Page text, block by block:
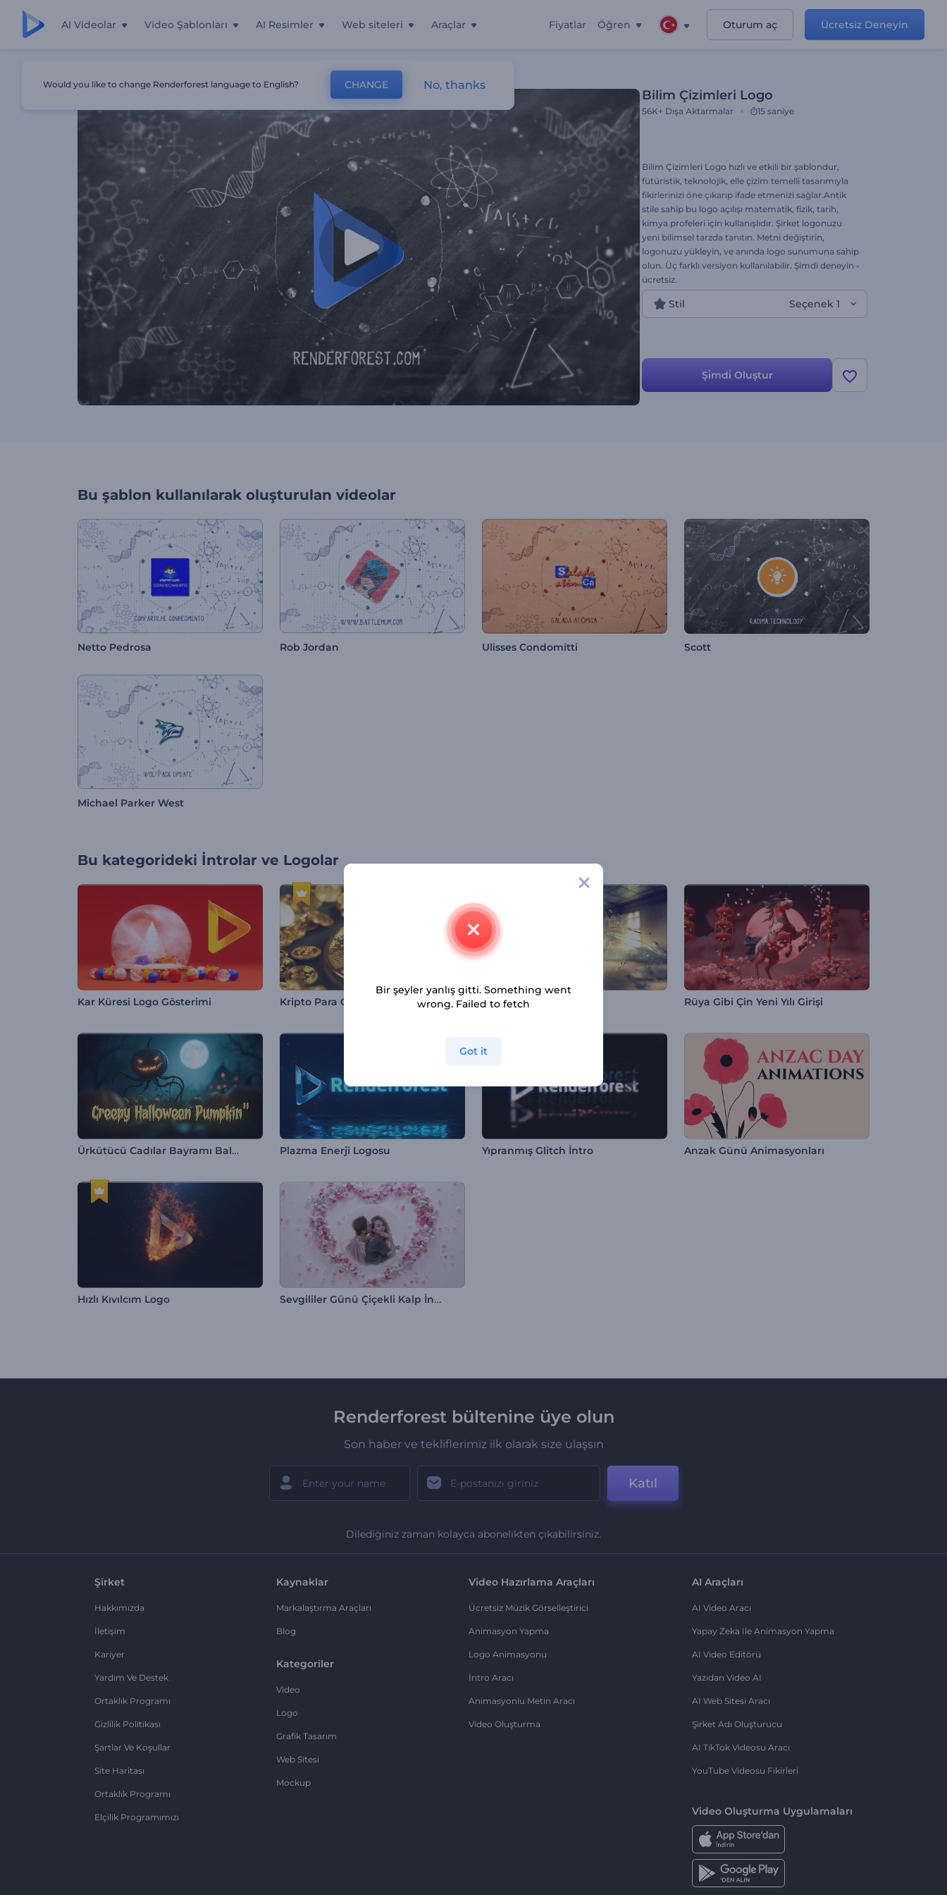
AI Videolar Video Şablonları AI Resimler Web siteleri Araçlar Fiyatlar Öğren Oturum aç Ücretsiz Deneyin
Bilim Çizimleri Logo
56K+ Dışa Aktarmalar 15 saniye
Bilim Çizimleri Logo hızlı ve etkili bir şablondur,
fütüristik, teknolojik, elle çizim temelli tasarımıyla
fikirlerinizi öne çıkarıp ifade etmenizi sağlar.Antik
stile sahip bu logo açılışı matematik, fizik, tarih,
kimya profeleri için kullanışlıdır. Şirket logonuzu
yeni bilimsel tarzda tanıtın. Metni değiştirin,
logonuzu yükleyin, ve anında logo sunumuna sahip
olun. Üç farklı versiyon kullanılabilir. Şimdi deneyin -
ücretsiz.
Stil Seçenek 1
Şi̇mdi̇ Oluştur
Bu şablon kullanılarak oluşturulan videolar
Netto Pedrosa Rob Jordan Ulisses Condomitti Scott
Michael Parker West
Bu kategorideki İntrolar ve Logolar
Kar Küresi Logo Gösterimi Kripto Para Giriş Videosu Akıcı Logo Rüya Gibi Çin Yeni Yılı Girişi
Ürkütücü Cadılar Bayramı Balkabağı Girişi Plazma Enerji Logosu Yıpranmış Glitch İntro Anzak Günü Animasyonları
Hızlı Kıvılcım Logo Sevgililer Günü Çiçekli Kalp İntro
Renderforest bültenine üye olun
Son haber ve tekliflerimiz ilk olarak size ulaşsın
Katıl
Dilediğiniz zaman kolayca abonelikten çıkabilirsiniz.
Şirket
Hakkımızda
İletişim
Kariyer
Yardım Ve Destek
Ortaklık Programı
Gizlilik Politikası
Şartlar Ve Koşullar
Site Haritası
Ortaklık Programı
Elçilik Programımızı
Kaynaklar
Markalaştırma Araçları
Blog
Kategoriler
Video
Logo
Grafik Tasarım
Web Sitesi
Mockup
Video Hazırlama Araçları
Ücretsiz Müzik Görselleştirici
Animasyon Yapma
Logo Animasyonu
İntro Aracı
Animasyonlu Metin Aracı
Video Oluşturma
AI Araçları
AI Video Aracı
Yapay Zeka Ile Animasyon Yapma
AI Video Editörü
Yazıdan Video AI
AI Web Sitesi Aracı
Şirket Adı Oluşturucu
AI TikTok Videosu Aracı
YouTube Videosu Fikirleri
Video Oluşturma Uygulamaları
Would you like to change Renderforest language to English? CHANGE No, thanks
Bir şeyler yanlış gitti. Something went
wrong. Failed to fetch
Got it